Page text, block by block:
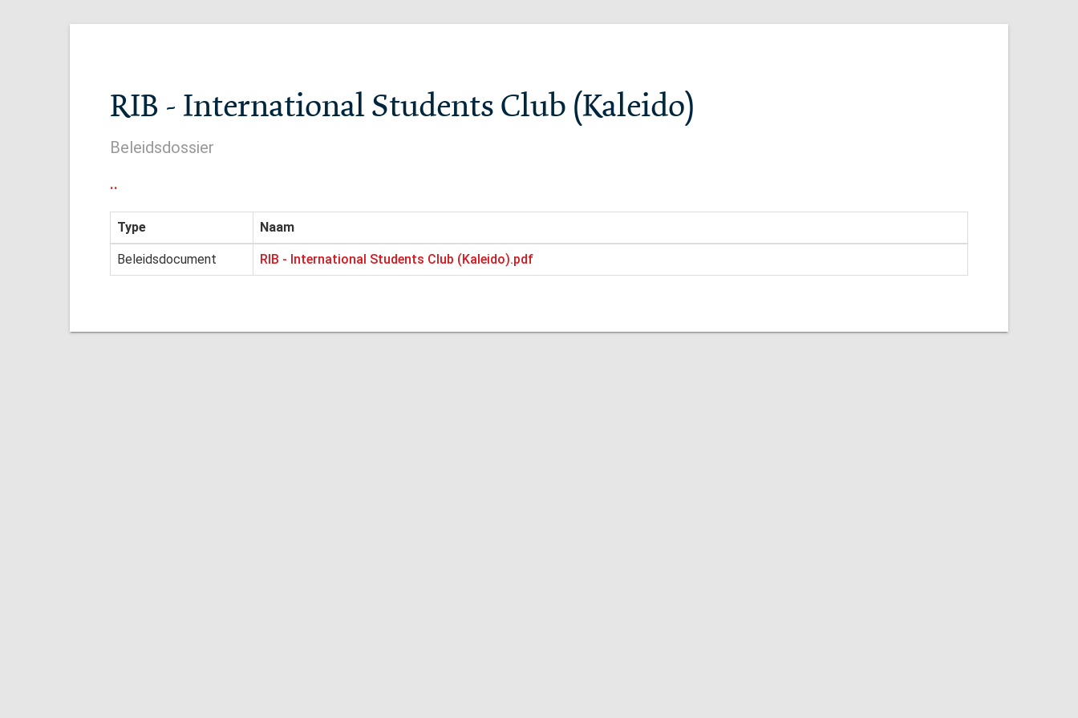
RIB - International Students Club (Kaleido)
Beleidsdossier
..
Type Naam
Beleidsdocument RIB - International Students Club (Kaleido).pdf